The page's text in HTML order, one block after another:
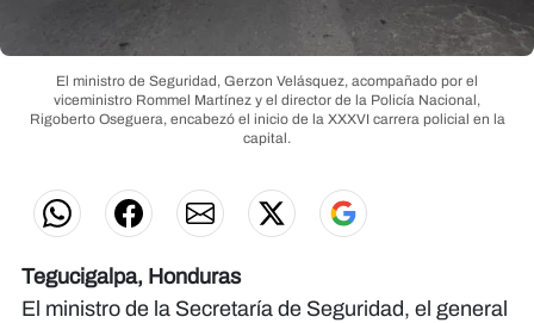
El ministro de Seguridad, Gerzon Velásquez, acompañado por el
viceministro Rommel Martínez y el director de la Policía Nacional,
Rigoberto Oseguera, encabezó el inicio de la XXXVI carrera policial en la
capital.
Tegucigalpa, Honduras
El ministro de la Secretaría de Seguridad, el general